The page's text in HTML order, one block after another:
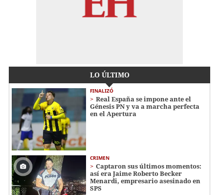
LO ÚLTIMO
FINALIZÓ
Real España se impone ante el
Génesis PN y va a marcha perfecta
en el Apertura
CRIMEN
Captaron sus últimos momentos:
así era Jaime Roberto Becker
Menardi​​​, empresario asesinado en
SPS